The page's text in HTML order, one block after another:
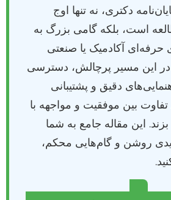
دکتری، نه تنها اوج
است، بلکه گامی بزرگ به
حرفه‌ای آکادمیک یا صنعتی
این مسیر پرچالش، دسترسی
دقیق و پشتیبانی
بین موفقیت و مواجهه با
این مقاله جامع به شما
روشن و گام‌هایی محکم،